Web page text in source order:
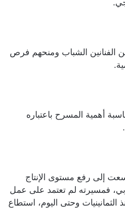
الفنانين الشباب ومنحهم فرص
أهمية المسرح باعتباره
إلى رفع مستوى الإنتاج
فمسيرته لم تعتمد على عمل
وحتى اليوم، استطاع